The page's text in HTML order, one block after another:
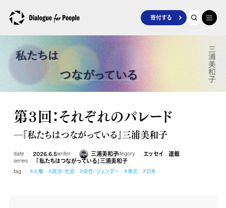
寄付する
第３回：それぞれのパレード
―『私たちはつながっている』三浦美和子
date 2026.6.5writer 三浦美和子category エッセイ 連載
series 「私たちはつながっている」三浦美和子
tag #人権 #政治・社会 #女性・ジェンダー #東北 #日本